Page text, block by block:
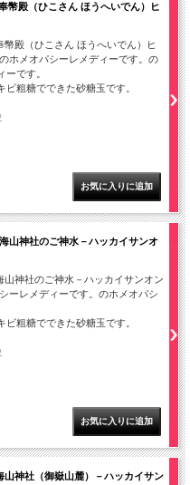
幣殿（ひこさん ほうへいでん）ヒ
幣殿（ひこさん ほうへいでん）ヒ
ホメオパシーレメディーです。の
ーです。
ビ粗糖でできた砂糖玉です。
山神社のご神水－ハッカイサンオ
山神社のご神水－ハッカイサンオン
ーレメディーです。のホメオパシ
ビ粗糖でできた砂糖玉です。
神社（御嶽山麓）－ハッカイサン